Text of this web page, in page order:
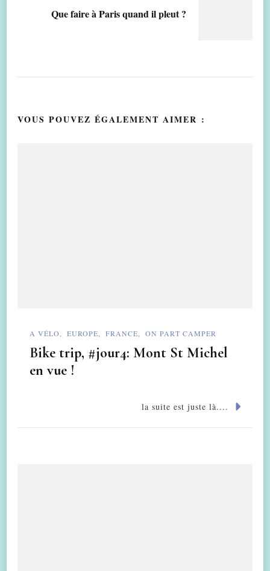
Que faire à Paris quand il pleut ?
VOUS POUVEZ ÉGALEMENT AIMER :
A VÉLO EUROPE FRANCE ON PART CAMPER
Bike trip, #jour4: Mont St Michel
en vue !
la suite est juste là....